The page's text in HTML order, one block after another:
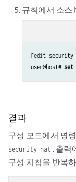
규칙에서 소스
[edit security
user@host# set
결과
구성 모드에서 명
security nat . 출력
구성 지침을 반복